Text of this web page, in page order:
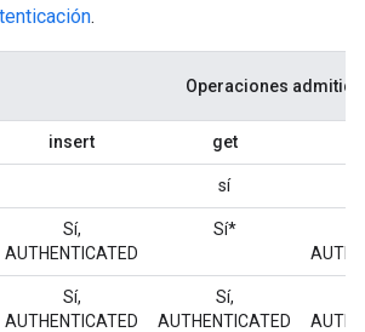
.
Operaciones
insert get
sí
Sí,
AUTHENTICATED
Sí*
Sí,
AUTHENTICATED
Sí,
AUTHENTICATED